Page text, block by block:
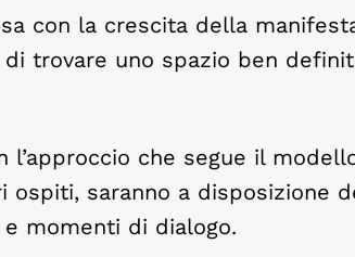
con la crescita della
trovare uno spazio ben
che segue il
ospiti, saranno a disposizione
momenti di dialogo.